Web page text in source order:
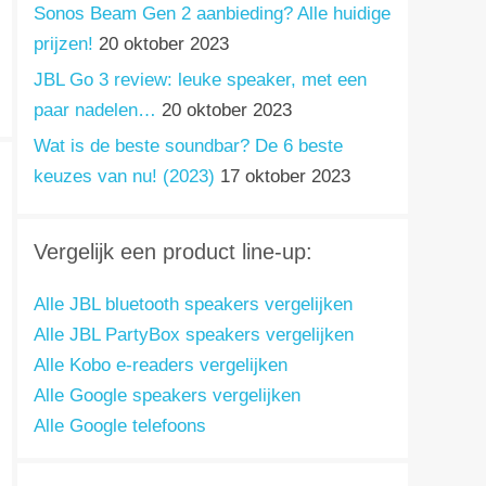
Sonos Beam Gen 2 aanbieding? Alle huidige
prijzen! 20 oktober 2023
JBL Go 3 review: leuke speaker, met een
paar nadelen… 20 oktober 2023
Wat is de beste soundbar? De 6 beste
keuzes van nu! (2023) 17 oktober 2023
Vergelijk een product line-up:
Alle JBL bluetooth speakers vergelijken
Alle JBL PartyBox speakers vergelijken
Alle Kobo e-readers vergelijken
Alle Google speakers vergelijken
Alle Google telefoons